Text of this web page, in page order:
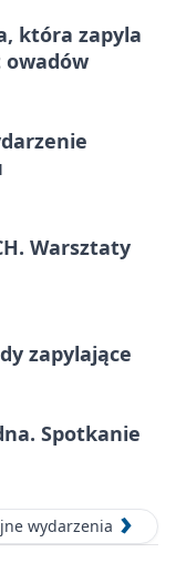
która zapyla
owadów
Warsztaty
zapylające
Spotkanie
wydarzenia